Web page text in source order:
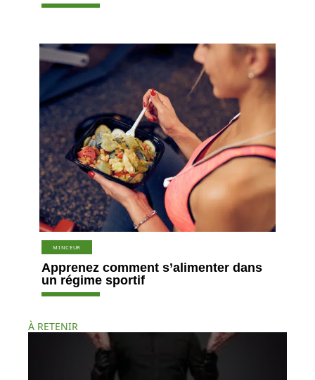
MINCEUR
Apprenez comment s’alimenter dans
un régime sportif
À RETENIR